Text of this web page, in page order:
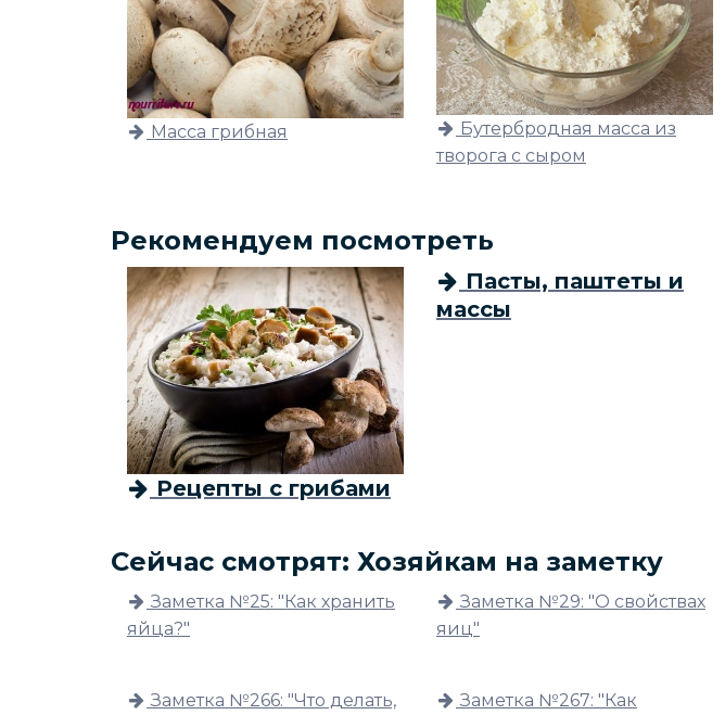
Масса грибная
Бутербродная масса из
творога с сыром
Рекомендуем посмотреть
Рецепты с грибами
Пасты, паштеты и
массы
Сейчас смотрят: Хозяйкам на заметку
Заметка №25: "Как хранить
яйца?"
Заметка №29: "О свойствах
яиц"
Заметка №266: "Что делать,
Заметка №267: "Как